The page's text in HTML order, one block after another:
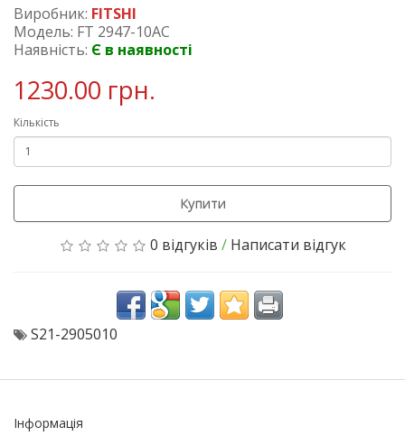
Виробник: FITSHI
Модель: FT 2947-10AC
Наявність: Є в наявності
1230.00 грн.
Кількість
Купити
0 відгуків / Написати відгук
S21-2905010
Інформація